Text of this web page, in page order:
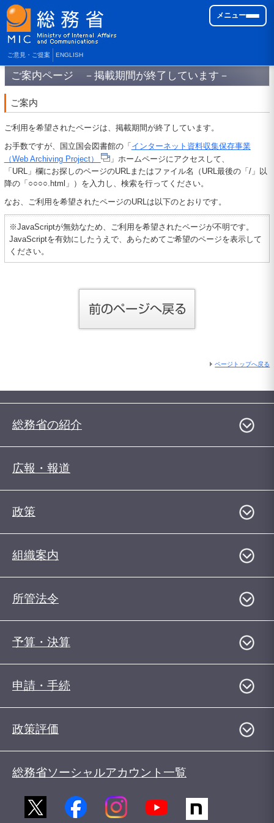
ご意見・ご提案 ENGLISH
メニュー
ご案内ページ －掲載期間が終了しています－
ご案内
ご利用を希望されたページは、掲載期間が終了しています。
お手数ですが、国立国会図書館の「 インターネット資料収集保存事業
（Web Archiving Project）
」ホームページにアクセスして、
「URL」欄にお探しのページのURLまたはファイル名（URL最後の「/」以
降の「○○○○.html」）を入力し、検索を行ってください。
なお、ご利用を希望されたページのURLは以下のとおりです。
※JavaScriptが無効なため、ご利用を希望されたページが不明です。
JavaScriptを有効にしたうえで、あらためてご希望のページを表示して
ください。
ページトップへ戻る
総務省の紹介
広報・報道
政策
組織案内
所管法令
予算・決算
申請・手続
政策評価
総務省ソーシャルアカウント一覧